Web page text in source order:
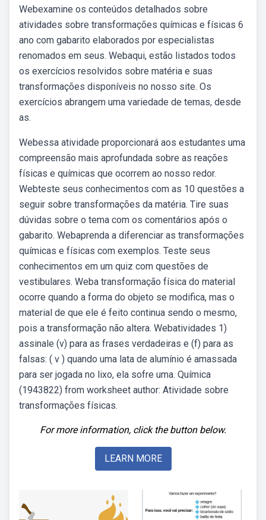
Webexamine os conteúdos detalhados sobre
atividades sobre transformações químicas e físicas 6
ano com gabarito elaborados por especialistas
renomados em seus. Webaqui, estão listados todos
os exercícios resolvidos sobre matéria e suas
transformações disponíveis no nosso site. Os
exercícios abrangem uma variedade de temas, desde
as.
Webessa atividade proporcionará aos estudantes uma
compreensão mais aprofundada sobre as reações
físicas e químicas que ocorrem ao nosso redor.
Webteste seus conhecimentos com as 10 questões a
seguir sobre transformações da matéria. Tire suas
dúvidas sobre o tema com os comentários após o
gabarito. Webaprenda a diferenciar as transformações
químicas e físicas com exemplos. Teste seus
conhecimentos em um quiz com questões de
vestibulares. Weba transformação física do material
ocorre quando a forma do objeto se modifica, mas o
material de que ele é feito continua sendo o mesmo,
pois a transformação não altera. Webatividades 1)
assinale (v) para as frases verdadeiras e (f) para as
falsas: ( v ) quando uma lata de alumínio é amassada
para ser jogada no lixo, ela sofre uma. Química
(1943822) from worksheet author: Atividade sobre
transformações físicas.
For more information, click the button below.
LEARN MORE